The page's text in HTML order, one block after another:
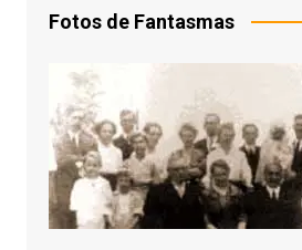
Fotos de Fantasmas